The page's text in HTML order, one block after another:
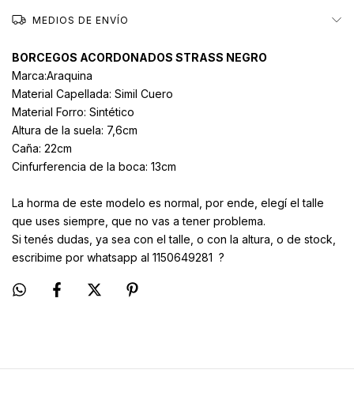
MEDIOS DE ENVÍO
BORCEGOS ACORDONADOS STRASS NEGRO
Marca:Araquina
Material Capellada: Simil Cuero
Material Forro: Sintético
Altura de la suela: 7,6cm
Caña: 22cm
Cinfurferencia de la boca: 13cm
La horma de este modelo es normal, por ende, elegí el talle
que uses siempre, que no vas a tener problema.
Si tenés dudas, ya sea con el talle, o con la altura, o de stock,
escribime por whatsapp al 1150649281 ?